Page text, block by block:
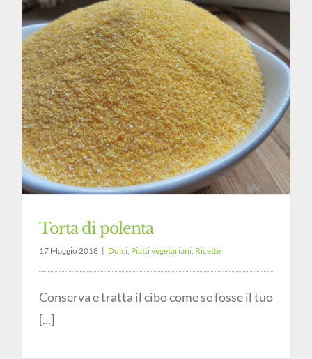
Torta di polenta
17 Maggio 2018 | Dolci Piatti vegetariani Ricette
Conserva e tratta il cibo come se fosse il tuo
[...]